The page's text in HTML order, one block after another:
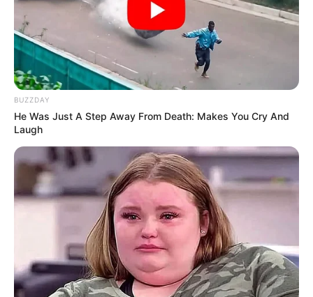
ΔΗΜΟΦΙΛΗ ΑΡΘΡΑ
BUZZDAY
He Was Just A Step Away From Death: Makes You Cry And
Laugh